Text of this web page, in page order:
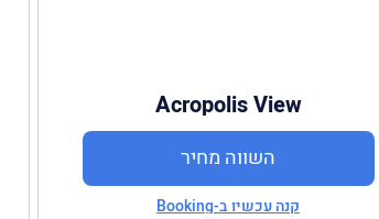
Acropolis View
השווה מחיר
קנה עכשיו ב-Booking